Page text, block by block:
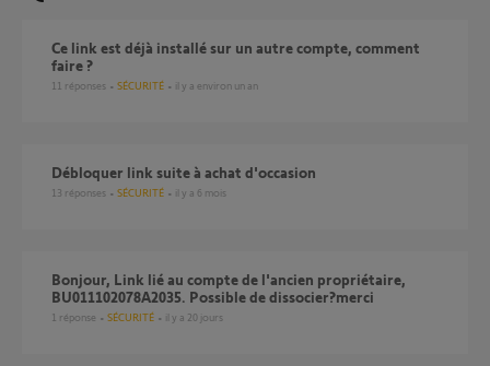
Ce link est déjà installé sur un autre compte, comment
faire ?
11 réponses SÉCURITÉ il y a environ un an
Débloquer link suite à achat d'occasion
13 réponses SÉCURITÉ il y a 6 mois
Bonjour, Link lié au compte de l'ancien propriétaire,
BU011102078A2035. Possible de dissocier?merci
1 réponse SÉCURITÉ il y a 20 jours